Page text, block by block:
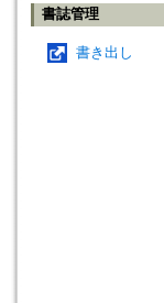
書誌管理
書き出し